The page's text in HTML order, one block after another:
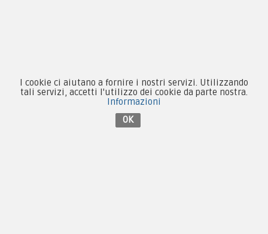
Contattaci su Facebook
I cookie ci aiutano a fornire i nostri servizi. Utilizzando
tali servizi, accetti l'utilizzo dei cookie da parte nostra.
Informazioni
OK